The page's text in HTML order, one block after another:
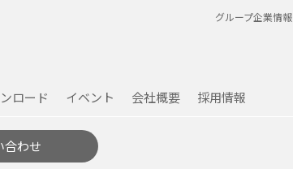
グループ企業情報
ロード イベント 会社概要 採用情報
合わせ